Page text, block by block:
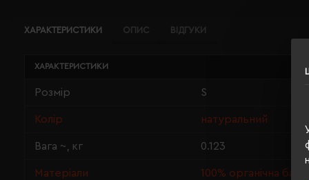
ХАРАКТЕРИСТИКИ ОПИС ВІДГУКИ
ХАРАКТЕРИСТИКИ
Розмір S
Колір натуральний
Вага ~, кг 0.123
Матеріали 100% органічна